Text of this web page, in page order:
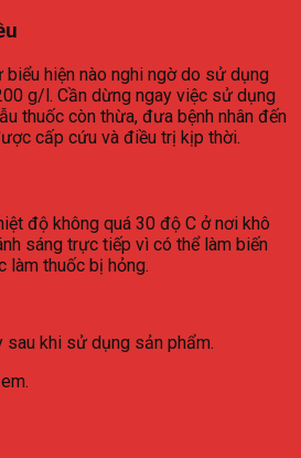
biểu hiện nào nghi ngờ do sử dụng
g/l. Cần dừng ngay việc sử dụng
thuốc còn thừa, đưa bệnh nhân đến
cấp cứu và điều trị kịp thời.
độ không quá 30 độ C ở nơi khô
sáng trực tiếp vì có thể làm biến
làm thuốc bị hỏng.
khi sử dụng sản phẩm.